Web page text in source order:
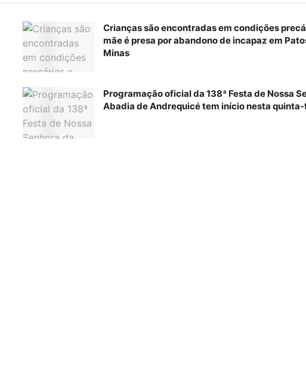
Crianças são encontradas em condições
mãe é presa por abandono de incapaz em
Minas
Programação oficial da 138ª Festa de Nossa
Abadia de Andrequicé tem início nesta